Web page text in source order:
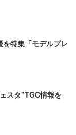
特集「モデルプレ
スタ"TGC情報を